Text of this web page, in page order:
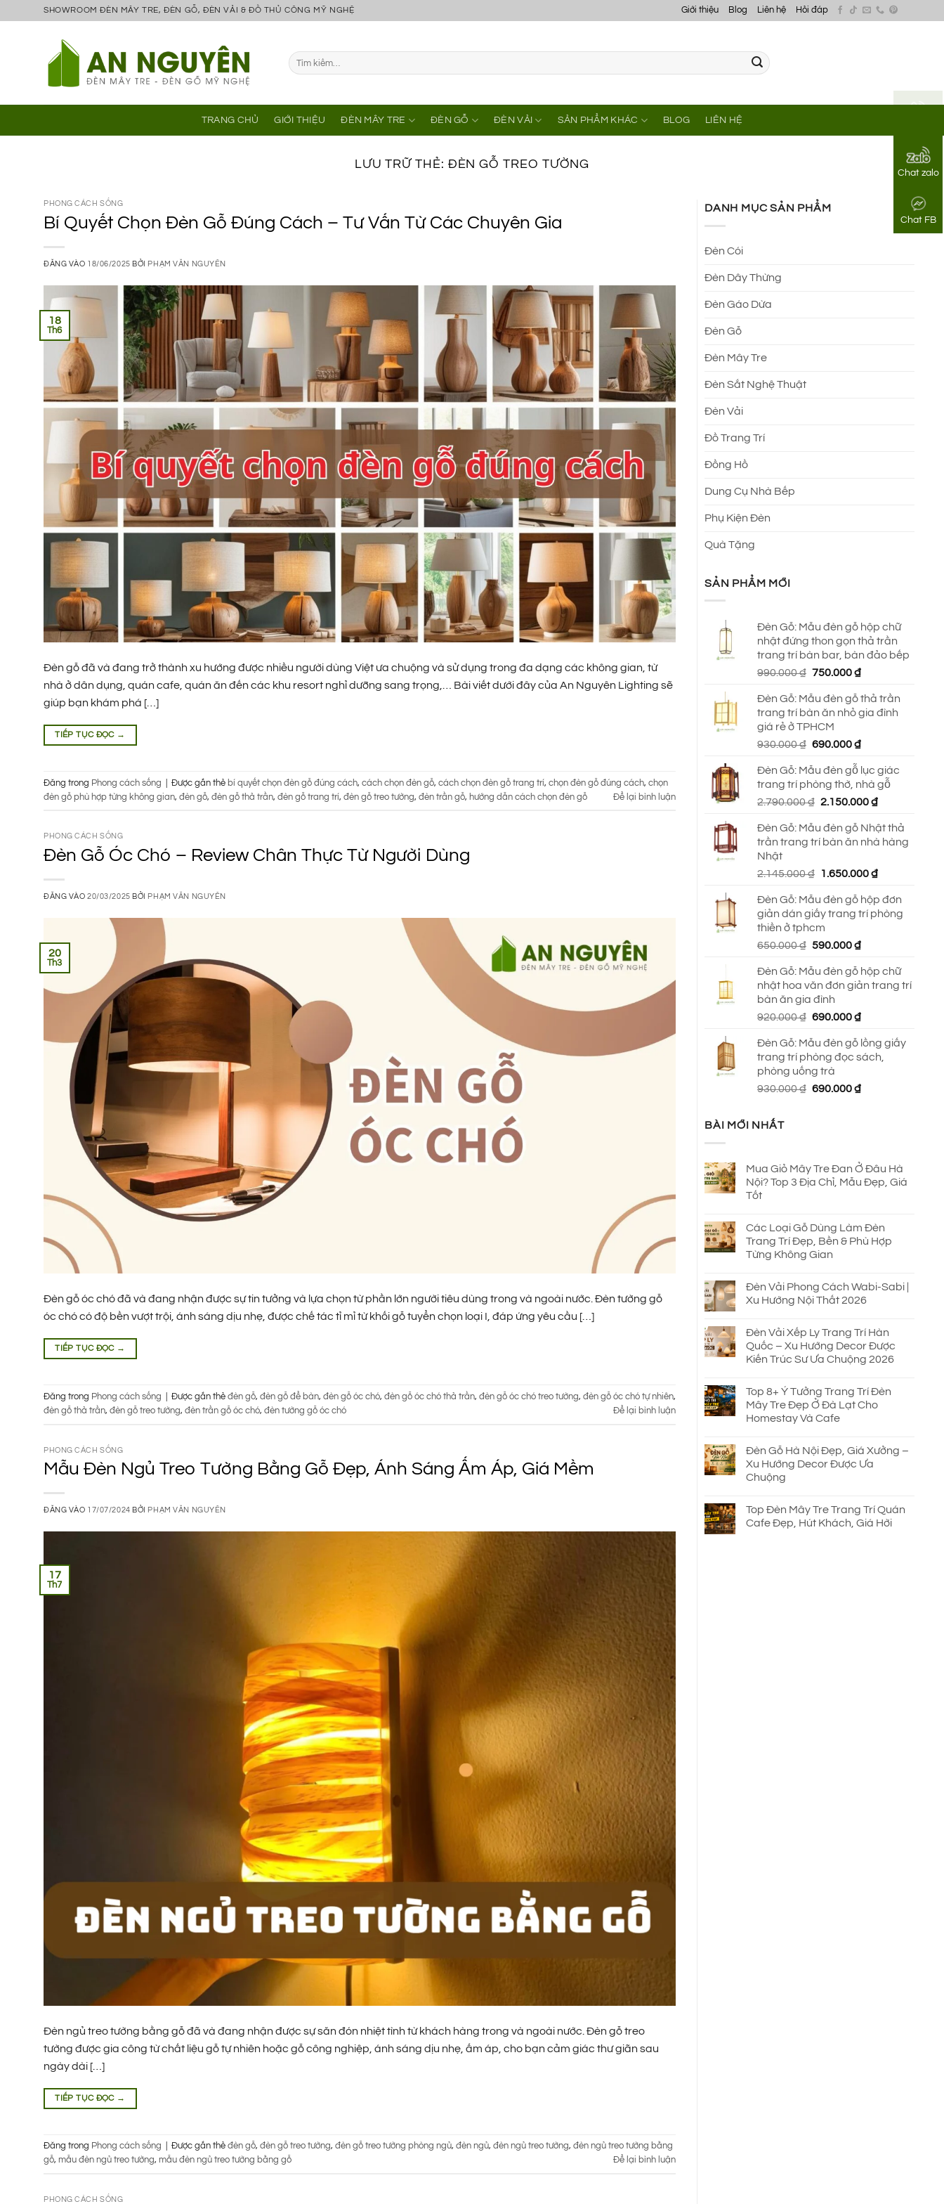
Chat zalo
Chat FB
SHOWROOM ĐÈN MÂY TRE, ĐÈN GỖ, ĐÈN VẢI & ĐỒ THỦ CÔNG MỸ NGHỆ Giới thiệu Blog Liên hệ Hỏi đáp
Tìm
kiếm:
TRANG CHỦ GIỚI THIỆU ĐÈN MÂY TRE ĐÈN GỖ ĐÈN VẢI SẢN PHẨM KHÁC BLOG LIÊN HỆ
LƯU TRỮ THẺ: ĐÈN GỖ TREO TƯỜNG
PHONG CÁCH SỐNG
Bí Quyết Chọn Đèn Gỗ Đúng Cách – Tư Vấn Từ Các Chuyên Gia
ĐĂNG VÀO 18/06/2025 BỞI PHẠM VĂN NGUYÊN
18
Th6
Đèn gỗ đã và đang trở thành xu hướng được nhiều người dùng Việt ưa chuộng và sử dụng trong đa dạng các không gian, từ
nhà ở dân dụng, quán cafe, quán ăn đến các khu resort nghỉ dưỡng sang trọng,… Bài viết dưới đây của An Nguyên Lighting sẽ
giúp bạn khám phá […]
TIẾP TỤC ĐỌC →
Đăng trong Phong cách sống Được gắn thẻ bí quyết chọn đèn gỗ đúng cách, cách chọn đèn gỗ, cách chọn đèn gỗ trang trí, chọn đèn gỗ đúng cách, chọn
đèn gỗ phù hợp từng không gian, đèn gỗ, đèn gỗ thả trần, đèn gỗ trang trí, đèn gỗ treo tường, đèn trần gỗ, hướng dẫn cách chọn đèn gỗ Để lại bình luận
PHONG CÁCH SỐNG
Đèn Gỗ Óc Chó – Review Chân Thực Từ Người Dùng
ĐĂNG VÀO20/03/2025 BỞI PHẠM VĂN NGUYÊN
20
Th3
Đèn gỗ óc chó đã và đang nhận được sự tin tưởng và lựa chọn từ phần lớn người tiêu dùng trong và ngoài nước. Đèn tường gỗ
óc chó có độ bền vượt trội, ánh sáng dịu nhẹ, được chế tác tỉ mỉ từ khối gỗ tuyển chọn loại I, đáp ứng yêu cầu […]
TIẾP TỤC ĐỌC →
Đăng trong Phong cách sống Được gắn thẻ đèn gỗ, đèn gỗ để bàn, đèn gỗ óc chó, đèn gỗ óc chó thả trần, đèn gỗ óc chó treo tường, đèn gỗ óc chó tự nhiên,
đèn gỗ thả trần, đèn gỗ treo tường, đèn trần gỗ óc chó, đèn tường gỗ óc chó Để lại bình luận
PHONG CÁCH SỐNG
Mẫu Đèn Ngủ Treo Tường Bằng Gỗ Đẹp, Ánh Sáng Ấm Áp, Giá Mềm
ĐĂNG VÀO 17/07/2024 BỞI PHẠM VĂN NGUYÊN
17
Th7
Đèn ngủ treo tường bằng gỗ đã và đang nhận được sự săn đón nhiệt tình từ khách hàng trong và ngoài nước. Đèn gỗ treo
tường được gia công từ chất liệu gỗ tự nhiên hoặc gỗ công nghiệp, ánh sáng dịu nhẹ, ấm áp, cho bạn cảm giác thư giãn sau
ngày dài […]
TIẾP TỤC ĐỌC →
Đăng trong Phong cách sống Được gắn thẻ đèn gỗ, đèn gỗ treo tường, đèn gỗ treo tường phòng ngủ, đèn ngủ, đèn ngủ treo tường, đèn ngủ treo tường bằng
gỗ, mẫu đèn ngủ treo tường, mẫu đèn ngủ treo tường bằng gỗ Để lại bình luận
PHONG CÁCH SỐNG
DANH MỤC SẢN PHẨM
Đèn Cói
Đèn Dây Thừng
Đèn Gáo Dừa
Đèn Gỗ
Đèn Mây Tre
Đèn Sắt Nghệ Thuật
Đèn Vải
Đồ Trang Trí
Đồng Hồ
Dung Cụ Nhà Bếp
Phụ Kiện Đèn
Quà Tặng
SẢN PHẨM MỚI
Đèn Gỗ: Mẫu đèn gỗ hộp chữ
nhật đứng thon gọn thả trần
trang trí bàn bar, bàn đảo bếp
990.000₫ Giá
là:
990.000 ₫.
750.000₫Giá
tại
là:
Đèn Gỗ: Mẫu đèn gỗ thả trần
trang trí bàn ăn nhỏ gia đình
giá rẻ ở TPHCM
930.000₫ Giá
là:
930.000 ₫.
690.000₫Giá
tại
là:
690.000 ₫.
Đèn Gỗ: Mẫu đèn gỗ lục giác
trang trí phòng thờ, nhà gỗ
2.790.000₫ Giá
là:
2.790.000 ₫.
2.150.000₫Giá
tại
là:
Đèn Gỗ: Mẫu đèn gỗ Nhật thả
trần trang trí bàn ăn nhà hàng
Nhật
2.145.000₫
Giá
là:
2.145.000 ₫.
1.650.000₫Giá
tại
là:
Đèn Gỗ: Mẫu đèn gỗ hộp đơn
giản dán giấy trang trí phòng
thiền ở tphcm
650.000₫ Giá
là:
650.000 ₫.
590.000₫Giá
tại
là:
Đèn Gỗ: Mẫu đèn gỗ hộp chữ
nhật hoa văn đơn giản trang trí
bàn ăn gia đình
920.000₫ Giá
là:
920.000 ₫.
690.000₫Giá
tại
là:
Đèn Gỗ: Mẫu đèn gỗ lồng giấy
trang trí phòng đọc sách,
phòng uống trà
930.000₫ Giá
690.000₫Giá
BÀI MỚI NHẤT
Mua Giỏ Mây Tre Đan Ở Đâu Hà
Nội? Top 3 Địa Chỉ, Mẫu Đẹp, Giá
Tốt
Các Loại Gỗ Dùng Làm Đèn
Trang Trí Đẹp, Bền & Phù Hợp
Từng Không Gian
Đèn Vải Phong Cách Wabi-Sabi |
Xu Hướng Nội Thất 2026
Đèn Vải Xếp Ly Trang Trí Hàn
Quốc – Xu Hướng Decor Được
Kiến Trúc Sư Ưa Chuộng 2026
Top 8+ Ý Tưởng Trang Trí Đèn
Mây Tre Đẹp Ở Đà Lạt Cho
Homestay Và Cafe
Đèn Gỗ Hà Nội Đẹp, Giá Xưởng –
Xu Hướng Decor Được Ưa
Chuộng
Top Đèn Mây Tre Trang Trí Quán
Cafe Đẹp, Hút Khách, Giá Hời